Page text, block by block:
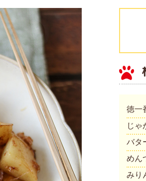
徳一
じゃ
バタ
めん
みり